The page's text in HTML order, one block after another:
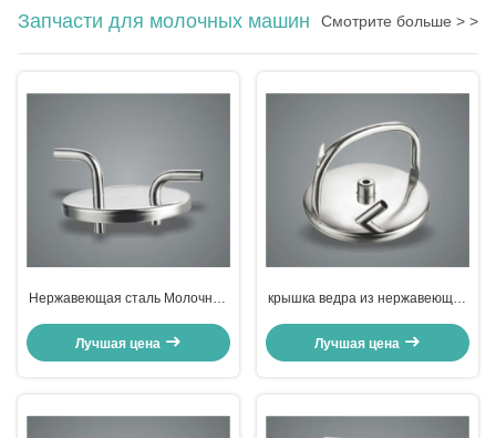
Запчасти для молочных машин Смотрите больше > >
Нержавеющая сталь Молочная
крышка с локтями
Лучшая цена
крышка ведра из нержавеющей
Лучшая цена